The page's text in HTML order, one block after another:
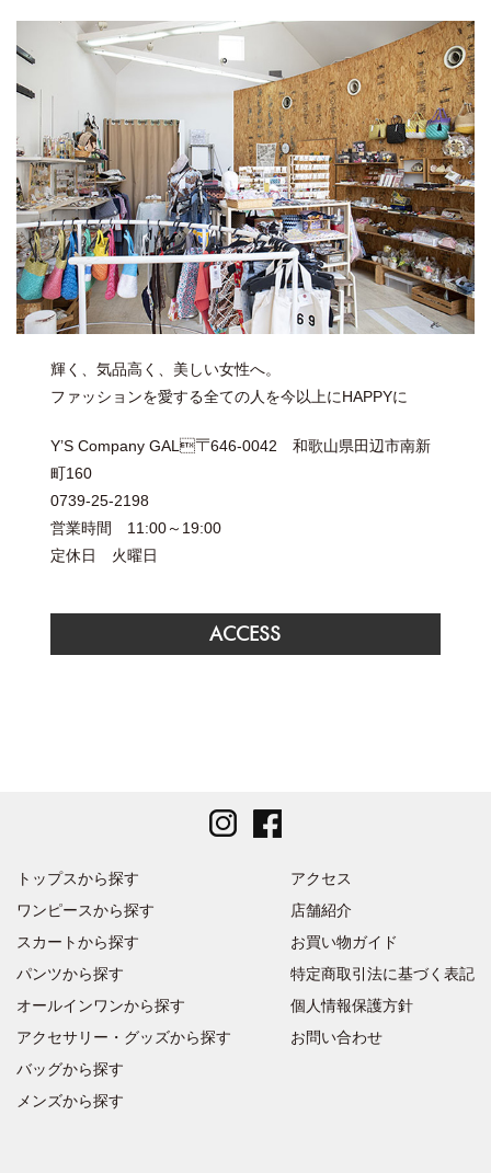
輝く、気品高く、美しい女性へ。
ファッションを愛する全ての人を今以上にHAPPYに
Y’S Company GAL〒646-0042 和歌山県田辺市南新
町160
0739-25-2198
営業時間 11:00～19:00
定休日 火曜日
ACCESS
トップスから探す
ワンピースから探す
スカートから探す
パンツから探す
オールインワンから探す
アクセサリー・グッズから探す
バッグから探す
メンズから探す
アクセス
店舗紹介
お買い物ガイド
特定商取引法に基づく表記
個人情報保護方針
お問い合わせ